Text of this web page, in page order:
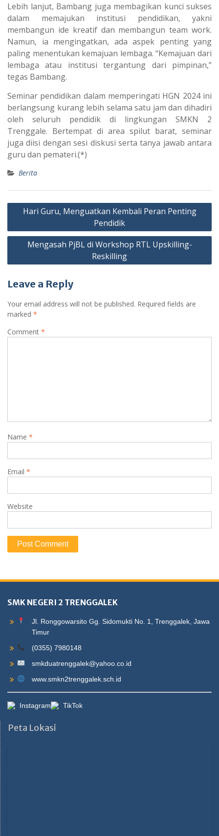
Lebih lanjut, Bambang juga membagikan kunci sukses
dalam memajukan institusi pendidikan, yakni
membangun ide kreatif dan membangun team work.
Namun, ia mengingatkan, ada aspek penting yang
paling menentukan kemajuan lembaga. “Kemajuan dari
lembaga atau institusi tergantung dari pimpinan,”
tegas Bambang.
Seminar pendidikan dalam memperingati HGN 2024 ini
berlangsung kurang lebih selama satu jam dan dihadiri
oleh seluruh pendidik di lingkungan SMKN 2
Trenggale. Bertempat di area spilut barat, seminar
juga diisi dengan sesi diskusi serta tanya jawab antara
guru dan pemateri.(*)
Berita
Post
Hari Guru, Menguatkan Kembali Peran Penting
Pendidik
Mengasah PjBL di Workshop RTL Upskilling-
Reskilling
Leave a Reply
Your email address will not be published. Required fields are
marked *
Comment *
Name *
Email *
Website
SMK NEGERI 2 TRENGGALEK
Jl. Ronggowarsito Gg. Sidomukti No. 1, Trenggalek, Jawa
Timur
(0355) 7980148
smkduatrenggalek@yahoo.co.id
www.smkn2trenggalek.sch.id
Instagram TikTok
Peta Lokasi